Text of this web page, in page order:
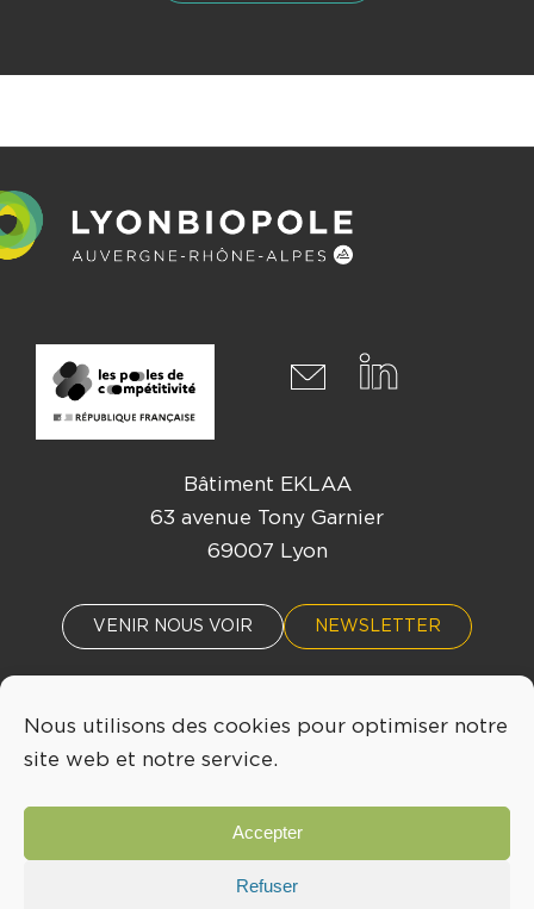
Nous utilisons des cookies pour optimiser notre
site web et notre service.
Accepter
Refuser
Bâtiment EKLAA
63 avenue Tony Garnier
69007 Lyon
VENIR NOUS VOIR NEWSLETTER
ACTUALITÉS ÉVÈNEMENTS